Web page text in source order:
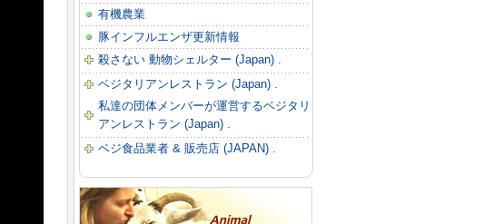
有機農業
豚インフルエンザ更新情報
殺さない 動物シェルター (Japan) .
ベジタリアンレストラン (Japan) .
私達の団体メンバーが運営するベジタリ
アンレストラン (Japan) .
ベジ食品業者 & 販売店 (JAPAN) .